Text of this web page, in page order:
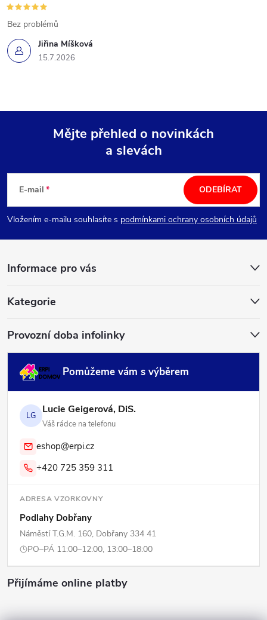
Jiřina Míšková
15.7.2026
Bez problémů
p
a
Mějte přehled o novinkách
a slevách
E-mail
Vložením e-mailu souhlasíte s podmínkami ochrany osobních údajů
ODEBÍRAT
Informace pro vás
Kategorie
Provozní doba infolinky
Pomůžeme vám s výběrem
LG Lucie Geigerová, DiS.
Váš rádce na telefonu
eshop@erpi.cz
+420 725 359 311
ADRESA VZORKOVNY
Podlahy Dobřany
Náměstí T.G.M. 160, Dobřany 334 41
PO–PÁ 11:00–12:00, 13:00–18:00
Přijímáme online platby